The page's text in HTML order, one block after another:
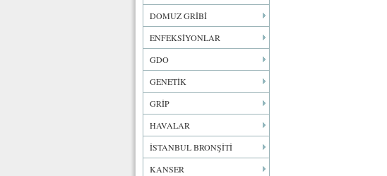
DOMUZ GRİBİ
ENFEKSİYONLAR
GDO
GENETİK
GRİP
HAVALAR
İSTANBUL BRONŞİTİ
KANSER